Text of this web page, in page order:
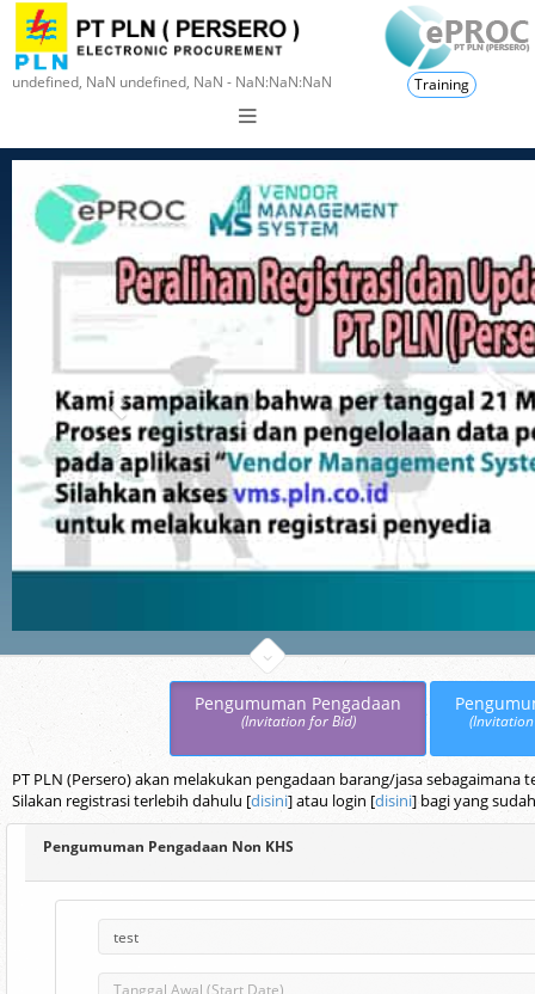
undefined, NaN undefined, NaN - NaN:NaN:NaN Training
Pengumuman Pengadaan
(Invitation for Bid)
PT PLN (Persero) akan melakukan pengadaan barang/jasa
Silakan registrasi terlebih dahulu [disini] atau login [disini] bagi yang
Pengumuman Pengadaan Non KHS